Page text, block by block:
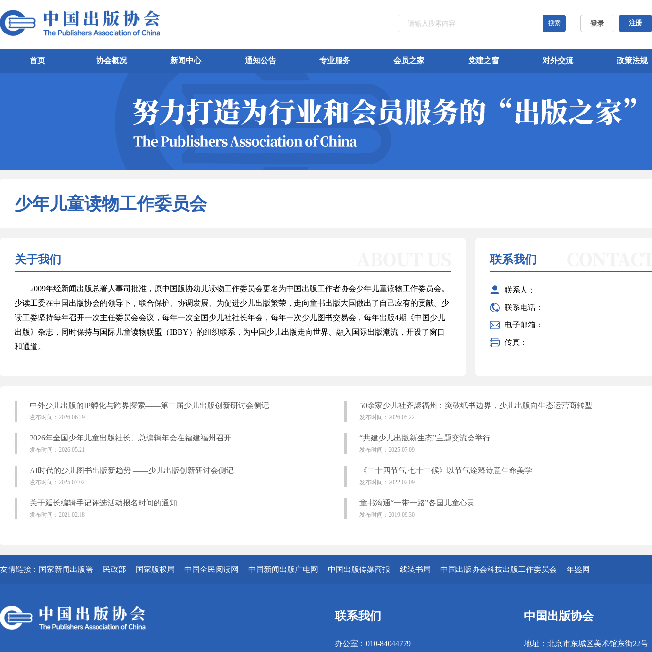
登录 注册
搜索
首页 协会概况 新闻中心 通知公告 专业服务 会员之家 党建之窗 对外交流 政策法规
少年儿童读物工作委员会
关于我们
2009年经新闻出版总署人事司批准，原中国版协幼儿读物工作委员会更名为中国出版工作者协会少年儿童读物工作委员会。
少读工委在中国出版协会的领导下，联合保护、协调发展、为促进少儿出版繁荣，走向童书出版大国做出了自己应有的贡献。少
读工委坚持每年召开一次主任委员会会议，每年一次全国少儿社社长年会，每年一次少儿图书交易会，每年出版4期《中国少儿
出版》杂志，同时保持与国际儿童读物联盟（IBBY）的组织联系，为中国少儿出版走向世界、融入国际出版潮流，开设了窗口
和通道。
联系我们
联系人：
联系电话：
电子邮箱：
传真：
中外少儿出版的IP孵化与跨界探索——第二届少儿出版创新研讨会侧记
发布时间：2026.06.29
50余家少儿社齐聚福州：突破纸书边界，少儿出版向生态运营商转型
发布时间：2026.05.22
2026年全国少年儿童出版社长、总编辑年会在福建福州召开
发布时间：2026.05.21
“共建少儿出版新生态”主题交流会举行
发布时间：2025.07.09
AI时代的少儿图书出版新趋势 ——少儿出版创新研讨会侧记
发布时间：2025.07.02
《二十四节气 七十二候》以节气诠释诗意生命美学
发布时间：2022.02.09
关于延长编辑手记评选活动报名时间的通知
发布时间：2021.02.18
童书沟通“一带一路”各国儿童心灵
发布时间：2019.09.30
友情链接： 国家新闻出版署 民政部 国家版权局 中国全民阅读网 中国新闻出版广电网 中国出版传媒商报 线装书局 中国出版协会科技出版工作委员会 年鉴网
联系我们
办公室：010-84044779
中国出版协会
地址：北京市东城区美术馆东街22号